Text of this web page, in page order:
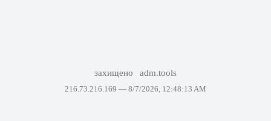
захищено adm.tools
216.73.216.169 — 8/7/2026, 12:48:13 AM